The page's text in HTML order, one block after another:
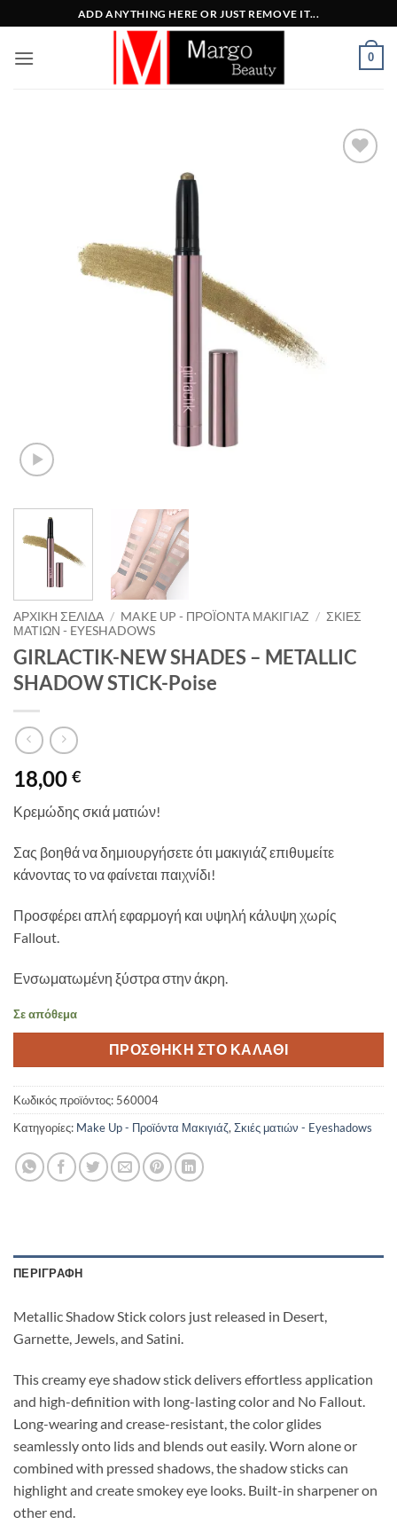
στο
περιεχόμενο
ADD ANYTHING HERE OR JUST REMOVE IT...
0
ΑΡΧΙΚΉ ΣΕΛΊΔΑ / MAKE UP - ΠΡΟΪΌΝΤΑ ΜΑΚΙΓΙΆΖ / ΣΚΙΈΣ
ΜΑΤΙΏΝ - EYESHADOWS
GIRLACTIK-NEW SHADES – METALLIC
SHADOW STICK-Poise
18,00 €
Κρεμώδης σκιά ματιών!
Σας βοηθά να δημιουργήσετε ότι μακιγιάζ επιθυμείτε
κάνοντας το να φαίνεται παιχνίδι!
Προσφέρει απλή εφαρμογή και υψηλή κάλυψη χωρίς
Fallout.
Ενσωματωμένη ξύστρα στην άκρη.
Σε απόθεμα
ΠΡΟΣΘΉΚΗ ΣΤΟ ΚΑΛΆΘΙ
Κωδικός προϊόντος: 560004
Κατηγορίες: Make Up - Προϊόντα Μακιγιάζ, Σκιές ματιών - Eyeshadows
ΠΕΡΙΓΡΑΦΉ
Metallic Shadow Stick colors just released in Desert,
Garnette, Jewels, and Satini.
This creamy eye shadow stick delivers effortless application
and high-definition with long-lasting color and No Fallout.
Long-wearing and crease-resistant, the color glides
seamlessly onto lids and blends out easily. Worn alone or
combined with pressed shadows, the shadow sticks can
highlight and create smokey eye looks. Built-in sharpener on
other end.